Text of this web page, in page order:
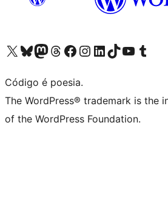
Acessar nossa conta do X (antigo Twitter)
Acessar nossa conta do Bluesky
Acessar nossa conta do Mastodon
Acessar nossa conta do Threads
Acessar nossa página do Facebook
Acessar nossa conta do Instagram
Acessar nossa conta do LinkedIn
Acessar nossa conta do TikTok
Acessar nosso canal do
Acessar nossa conta
Código é poesia.
The WordPress® trademark is the
of the WordPress Foundation.